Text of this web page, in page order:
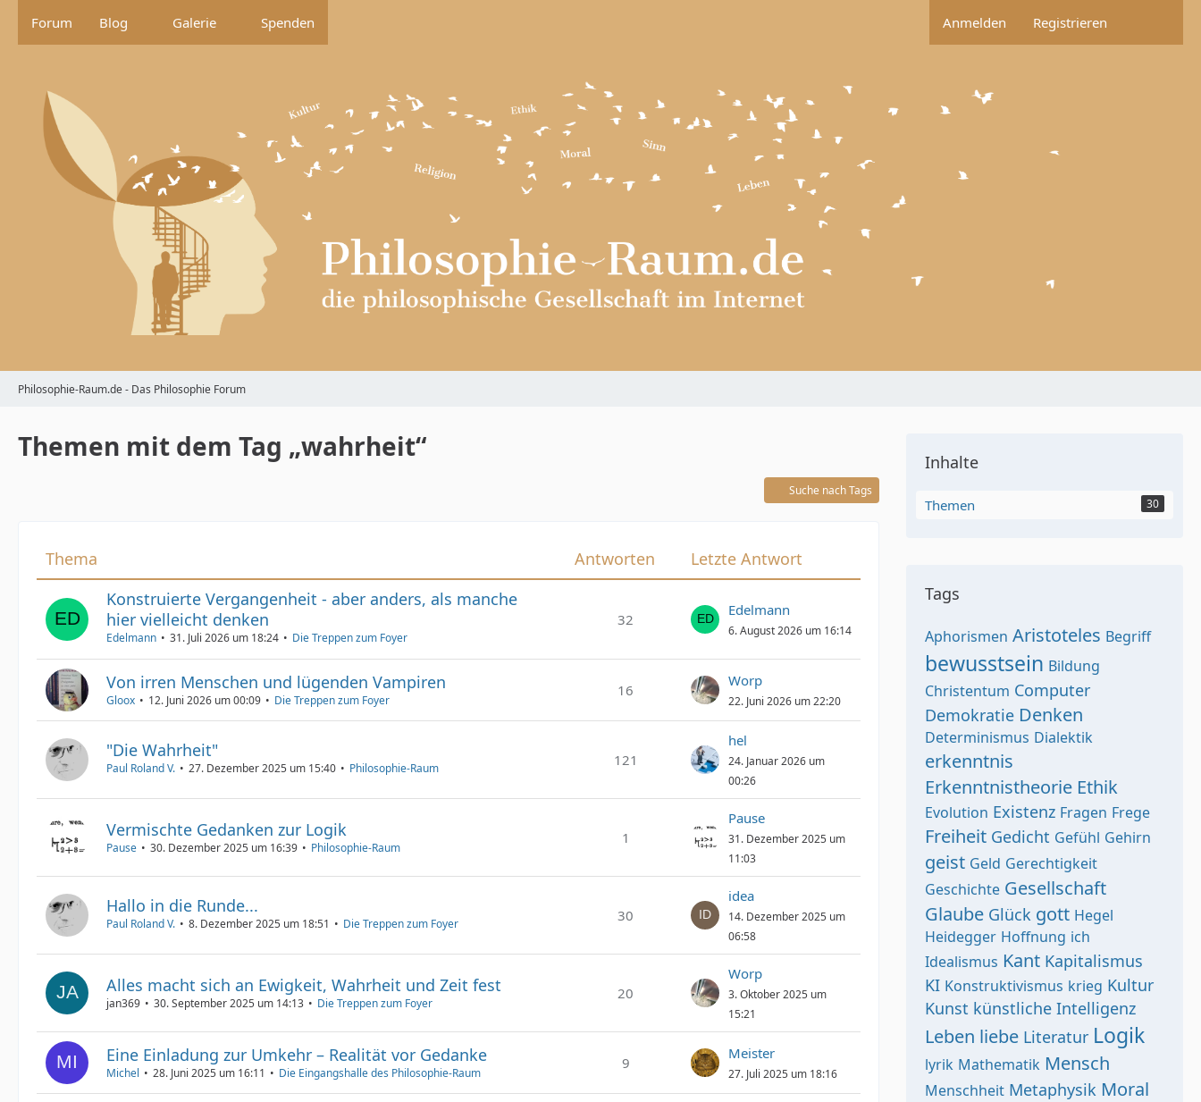
Forum Blog Galerie Spenden Anmelden Registrieren
Philosophie-Raum.de - Das Philosophie Forum
Themen mit dem Tag „wahrheit“
Suche nach Tags
Thema Antworten
Letzte Antwort
Konstruierte Vergangenheit - aber anders, als manche
hier vielleicht denken
Edelmann 31. Juli 2026 um 18:24 Die Treppen zum Foyer
32
Edelmann
6. August 2026 um 16:14
Von irren Menschen und lügenden Vampiren
Gloox 12. Juni 2026 um 00:09 Die Treppen zum Foyer
16
Worp
22. Juni 2026 um 22:20
"Die Wahrheit"
Paul Roland V. 27. Dezember 2025 um 15:40 Philosophie-Raum 121
hel
24. Januar 2026 um
00:26
Vermischte Gedanken zur Logik
Pause 30. Dezember 2025 um 16:39 Philosophie-Raum
1
Pause
31. Dezember 2025 um
11:03
Hallo in die Runde...
Paul Roland V. 8. Dezember 2025 um 18:51 Die Treppen zum Foyer 30
idea
14. Dezember 2025 um
06:58
Alles macht sich an Ewigkeit, Wahrheit und Zeit fest
jan369 30. September 2025 um 14:13 Die Treppen zum Foyer
20
Worp
3. Oktober 2025 um
15:21
Eine Einladung zur Umkehr – Realität vor Gedanke
Michel 28. Juni 2025 um 16:11 Die Eingangshalle des Philosophie-Raum
9
Meister
27. Juli 2025 um 18:16
Inhalte
Themen 30
Tags
Aphorismen Aristoteles Begriff
bewusstsein Bildung
Christentum Computer
Demokratie Denken
Determinismus Dialektik
erkenntnis
Erkenntnistheorie Ethik
Evolution Existenz Fragen Frege
Freiheit Gedicht Gefühl Gehirn
geist Geld Gerechtigkeit
Geschichte Gesellschaft
Glaube Glück gott Hegel
Heidegger Hoffnung ich
Idealismus Kant Kapitalismus
KI Konstruktivismus krieg Kultur
Kunst künstliche Intelligenz
Leben liebe Literatur Logik
lyrik Mathematik Mensch
Menschheit Metaphysik Moral